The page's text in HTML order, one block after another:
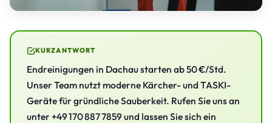
KURZANTWORT
Endreinigungen in Dachau starten ab 50 €/Std.
Unser Team nutzt moderne Kärcher- und TASKI-
Geräte für gründliche Sauberkeit. Rufen Sie uns an
unter +49 170 887 7859 und lassen Sie sich ein